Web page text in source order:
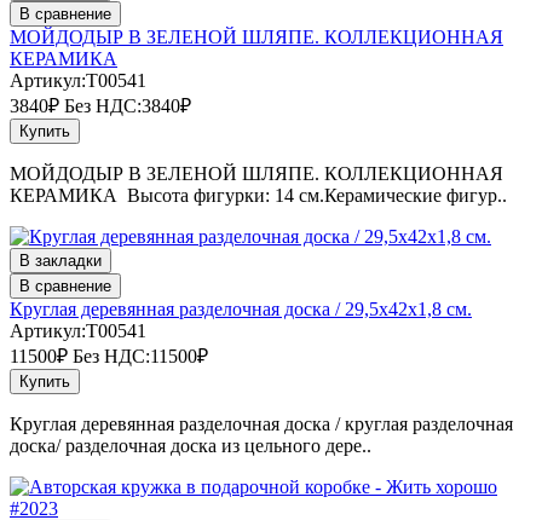
В сравнение
МОЙДОДЫР В ЗЕЛЕНОЙ ШЛЯПЕ. КОЛЛЕКЦИОННАЯ
КЕРАМИКА
Артикул:T00541
3840₽ Без НДС:3840₽
Купить
МОЙДОДЫР В ЗЕЛЕНОЙ ШЛЯПЕ. КОЛЛЕКЦИОННАЯ
КЕРАМИКА Высота фигурки: 14 см.Керамические фигур..
В закладки
В сравнение
Круглая деревянная разделочная доска / 29,5х42х1,8 см.
Артикул:T00541
11500₽ Без НДС:11500₽
Купить
Круглая деревянная разделочная доска / круглая разделочная
доска/ разделочная доска из цельного дере..